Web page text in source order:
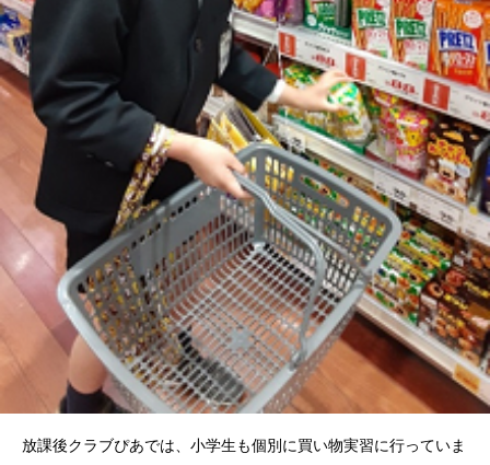
放課後クラブぴあでは、小学生も個別に買い物実習に行っていま